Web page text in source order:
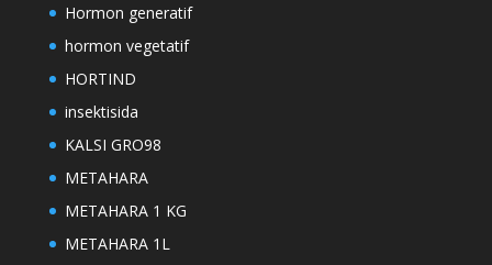
Hormon generatif
hormon vegetatif
HORTIND
insektisida
KALSI GRO98
METAHARA
METAHARA 1 KG
METAHARA 1L